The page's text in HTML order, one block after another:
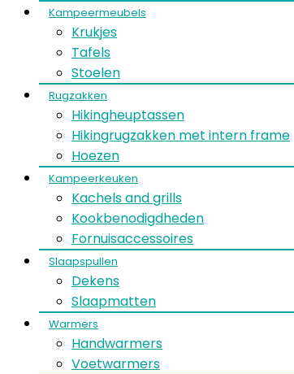
Kampeermeubels
Krukjes
Tafels
Stoelen
Rugzakken
Hikingheuptassen
Hikingrugzakken met intern frame
Hoezen
Kampeerkeuken
Kachels and grills
Kookbenodigdheden
Fornuisaccessoires
Slaapspullen
Dekens
Slaapmatten
Warmers
Handwarmers
Voetwarmers